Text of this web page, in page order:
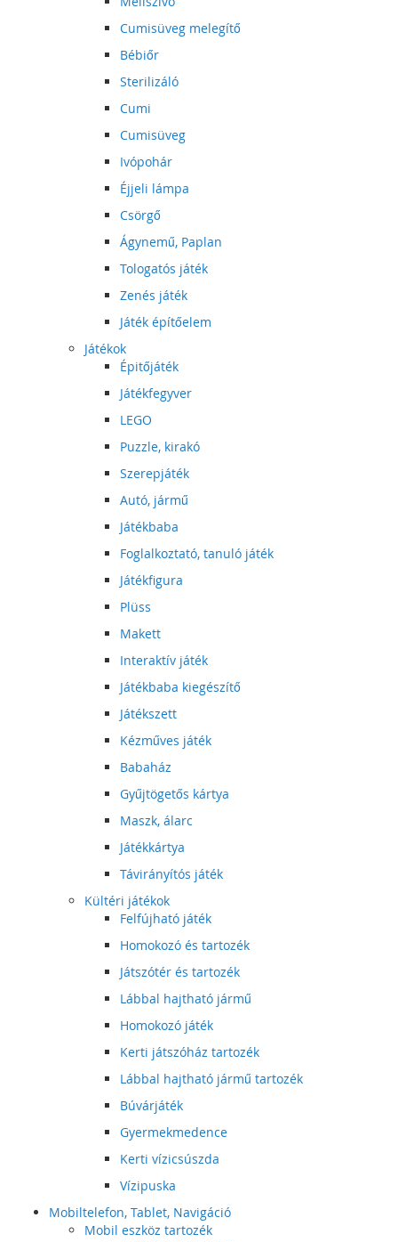
Cumisüveg melegítő
Bébiőr
Sterilizáló
Cumi
Cumisüveg
Ivópohár
Éjjeli lámpa
Csörgő
Ágynemű, Paplan
Tologatós játék
Zenés játék
Játék építőelem
Játékok
Épitőjáték
Játékfegyver
LEGO
Puzzle, kirakó
Szerepjáték
Autó, jármű
Játékbaba
Foglalkoztató, tanuló játék
Játékfigura
Plüss
Makett
Interaktív játék
Játékbaba kiegészítő
Játékszett
Kézműves játék
Babaház
Gyűjtögetős kártya
Maszk, álarc
Játékkártya
Távirányítós játék
Kültéri játékok
Felfújható játék
Homokozó és tartozék
Játszótér és tartozék
Lábbal hajtható jármű
Homokozó játék
Kerti játszóház tartozék
Lábbal hajtható jármű tartozék
Búvárjáték
Gyermekmedence
Kerti vízicsúszda
Vízipuska
Mobiltelefon, Tablet, Navigáció
Mobil eszköz tartozék